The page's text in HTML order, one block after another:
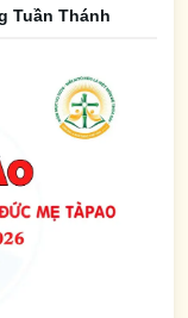
Tuần Thánh